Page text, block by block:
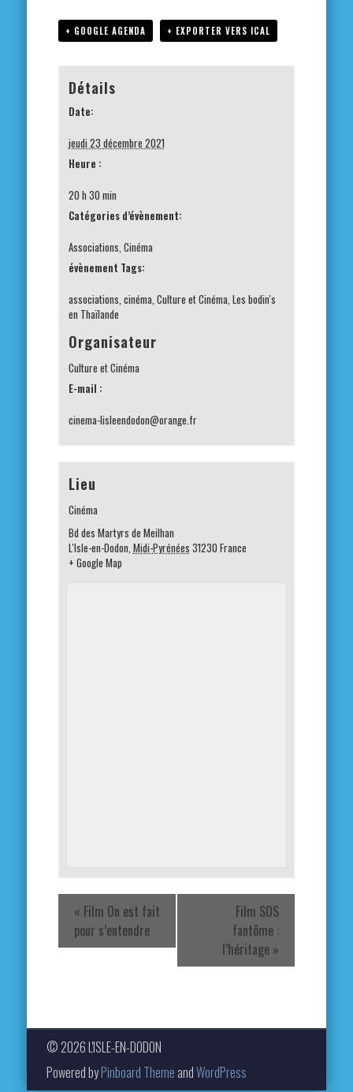
+ GOOGLE AGENDA + EXPORTER VERS ICAL
Détails
Date:
jeudi 23 décembre 2021
Heure :
20 h 30 min
Catégories d’évènement:
Associations Cinéma
évènement Tags:
associations cinéma Culture et Cinéma Les bodin's
en Thaïlande
Organisateur
Culture et Cinéma
E-mail :
cinema-lisleendodon@orange.fr
Lieu
Cinéma
Bd des Martyrs de Meilhan
L'Isle-en-Dodon Midi-Pyrénées 31230 France
+ Google Map
« Film On est fait
pour s’entendre
Film SOS
fantôme :
l’héritage »
© 2026 L'ISLE-EN-DODON
Powered byPinboard Theme andWordPress